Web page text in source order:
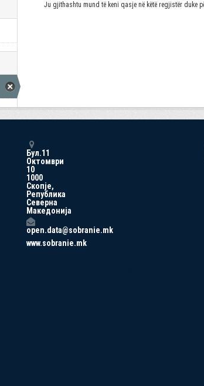
Ju gjithashtu mund të keni qasje në këtë regjistër duke
Бул.11
Октомври
10
1000
Скопје,
Република
Северна
Македонија
open.data@sobranie.mk
www.sobranie.mk